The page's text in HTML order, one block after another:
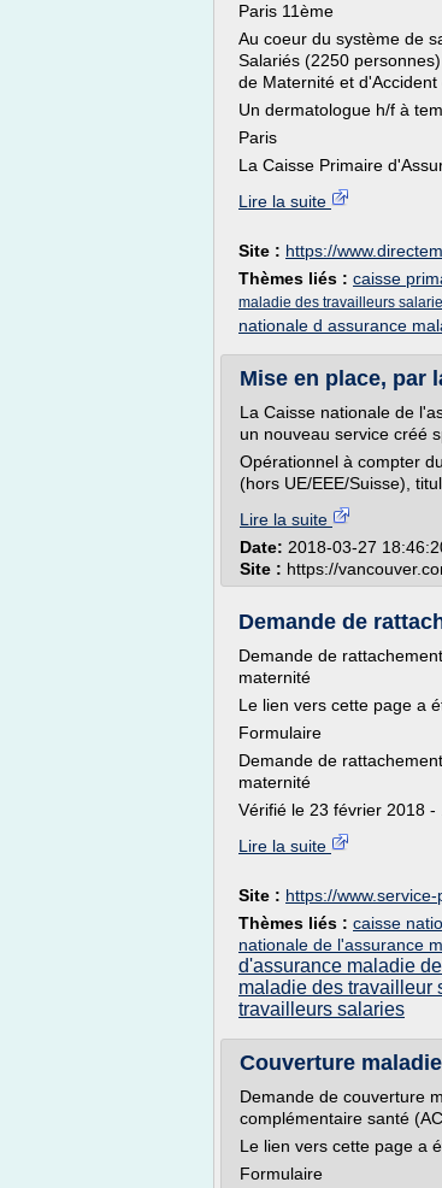
Paris 11ème
Au coeur du système de
Salariés (2250
de Maternité et
Un dermatologue h/f à
Paris
La Caisse Primaire
Lire la suite
Site : https://
Thèmes liés : caisse
maladie des travailleurs
nationale d assurance
Mise en place, par
La Caisse nationale de
un nouveau service créé
Opérationnel à compter
(hors UE/EEE/Suisse),
Lire la suite
Date: 2018-03-27
Site : https://
Demande de
Demande de
maternité
Le lien vers cette page a
Formulaire
Demande de
maternité
Vérifié le 23 février 2018 -
Lire la suite
Site : https://
Thèmes liés : caisse
nationale de l'assurance
d'assurance maladie
maladie des travailleur
travailleurs salaries
Couverture
Demande de couverture
complémentaire santé
Le lien vers cette page a
Formulaire